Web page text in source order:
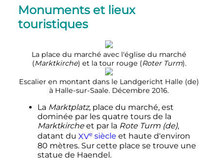
Monuments et lieux
touristiques
La place du marché avec l'église du marché
(Marktkirche) et la tour rouge (Roter Turm).
Escalier en montant dans le Landgericht Halle (de)
à Halle-sur-Saale. Décembre 2016.
La Marktplatz, place du marché, est
dominée par les quatre tours de la
Marktkircheet par la Rote Turm (de),
datant du XVesiècle et haute d'environ
80 mètres. Sur cette place se trouve une
statue de Haendel.